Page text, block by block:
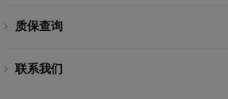
质保查询
联系我们